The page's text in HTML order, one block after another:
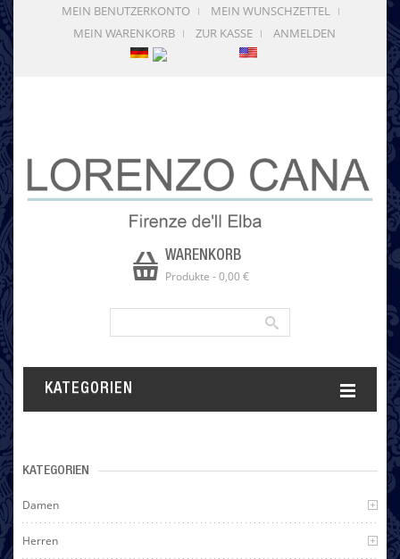
MEIN BENUTZERKONTO
MEIN WUNSCHZETTEL
MEIN WARENKORB
ZUR KASSE ANMELDEN
WARENKORB
Produkte -0,00 €
KATEGORIEN
KATEGORIEN
Damen
Herren